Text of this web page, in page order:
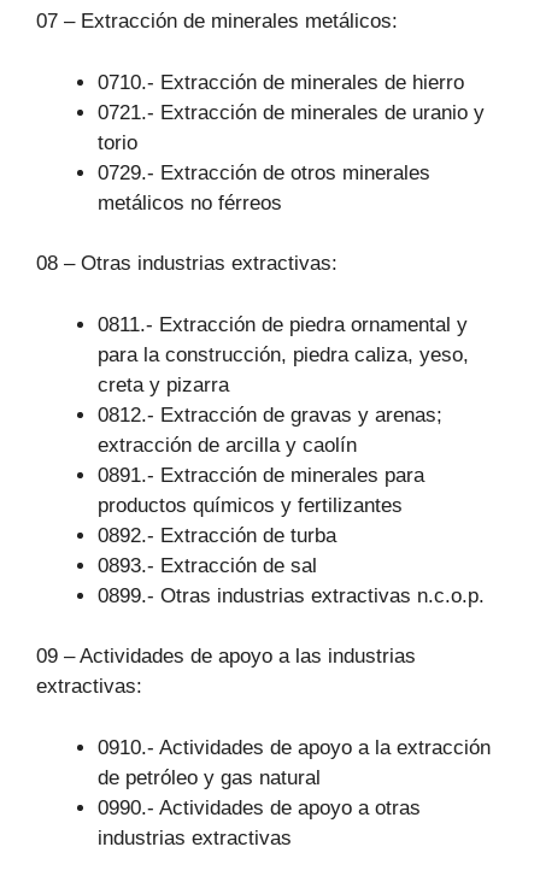
07 – Extracción de minerales metálicos:
0710.- Extracción de minerales de hierro
0721.- Extracción de minerales de uranio y
torio
0729.- Extracción de otros minerales
metálicos no férreos
08 – Otras industrias extractivas:
0811.- Extracción de piedra ornamental y
para la construcción, piedra caliza, yeso,
creta y pizarra
0812.- Extracción de gravas y arenas;
extracción de arcilla y caolín
0891.- Extracción de minerales para
productos químicos y fertilizantes
0892.- Extracción de turba
0893.- Extracción de sal
0899.- Otras industrias extractivas n.c.o.p.
09 – Actividades de apoyo a las industrias
extractivas:
0910.- Actividades de apoyo a la extracción
de petróleo y gas natural
0990.- Actividades de apoyo a otras
industrias extractivas